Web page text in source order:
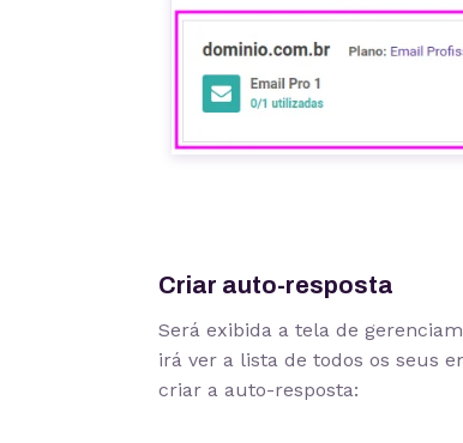
Criar auto-resposta
Será exibida a tela de
irá ver a lista de todos os seus
criar a auto-resposta: